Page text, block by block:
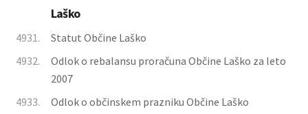
Laško
4931.
Statut Občine Laško
4932.
Odlok o rebalansu proračuna Občine Laško za leto
2007
4933.
Odlok o občinskem prazniku Občine Laško